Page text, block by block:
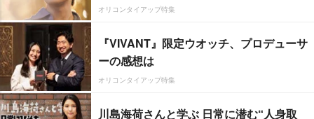
オリコンタイアップ特集
『VIVANT』限定ウオッチ、プロデューサ
ーの感想は
オリコンタイアップ特集
川島海荷さんと学ぶ 日常に潜む“人身取